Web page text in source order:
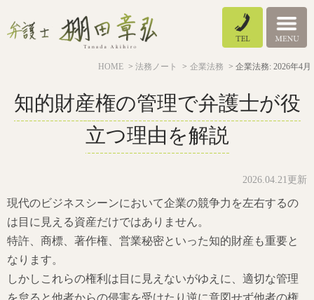
HOME 法務ノート 企業法務 企業法務: 2026年4月
知的財産権の管理で弁護士が役
立つ理由を解説
2026.04.21更新
現代のビジネスシーンにおいて企業の競争力を左右するの
は目に見える資産だけではありません。
特許、商標、著作権、営業秘密といった知的財産も重要と
なります。
しかしこれらの権利は目に見えないがゆえに、適切な管理